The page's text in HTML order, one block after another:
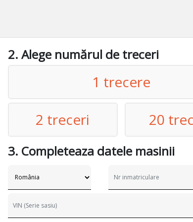
2. Alege numărul de treceri
1 trecere
2 treceri
20
3. Completeaza datele masinii